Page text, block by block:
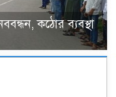
কঠোর ব্যবস্থা